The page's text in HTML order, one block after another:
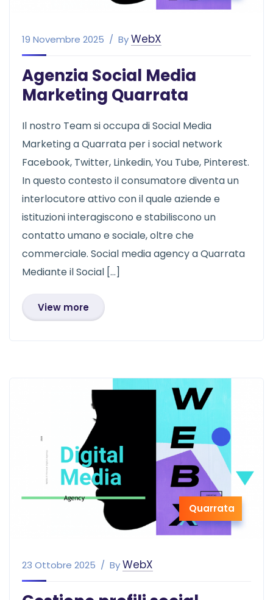
19 Novembre 2025 ByWebX
Agenzia Social Media
Marketing Quarrata
Il nostro Team si occupa di Social Media
Marketing a Quarrata per i social network
Facebook, Twitter, Linkedin, You Tube, Pinterest.
In questo contesto il consumatore diventa un
interlocutore attivo con il quale aziende e
istituzioni interagiscono e stabiliscono un
contatto umano e sociale, oltre che
commerciale. Social media agency a Quarrata
Mediante il Social […]
View more
Quarrata
23 Ottobre 2025 ByWebX